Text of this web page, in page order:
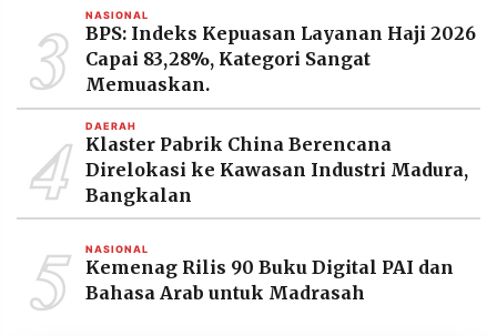
3 NASIONAL
BPS: Indeks Kepuasan Layanan Haji 2026
Capai 83,28%, Kategori Sangat
Memuaskan.
4 DAERAH
Klaster Pabrik China Berencana
Direlokasi ke Kawasan Industri Madura,
Bangkalan
5 NASIONAL
Kemenag Rilis 90 Buku Digital PAI dan
Bahasa Arab untuk Madrasah